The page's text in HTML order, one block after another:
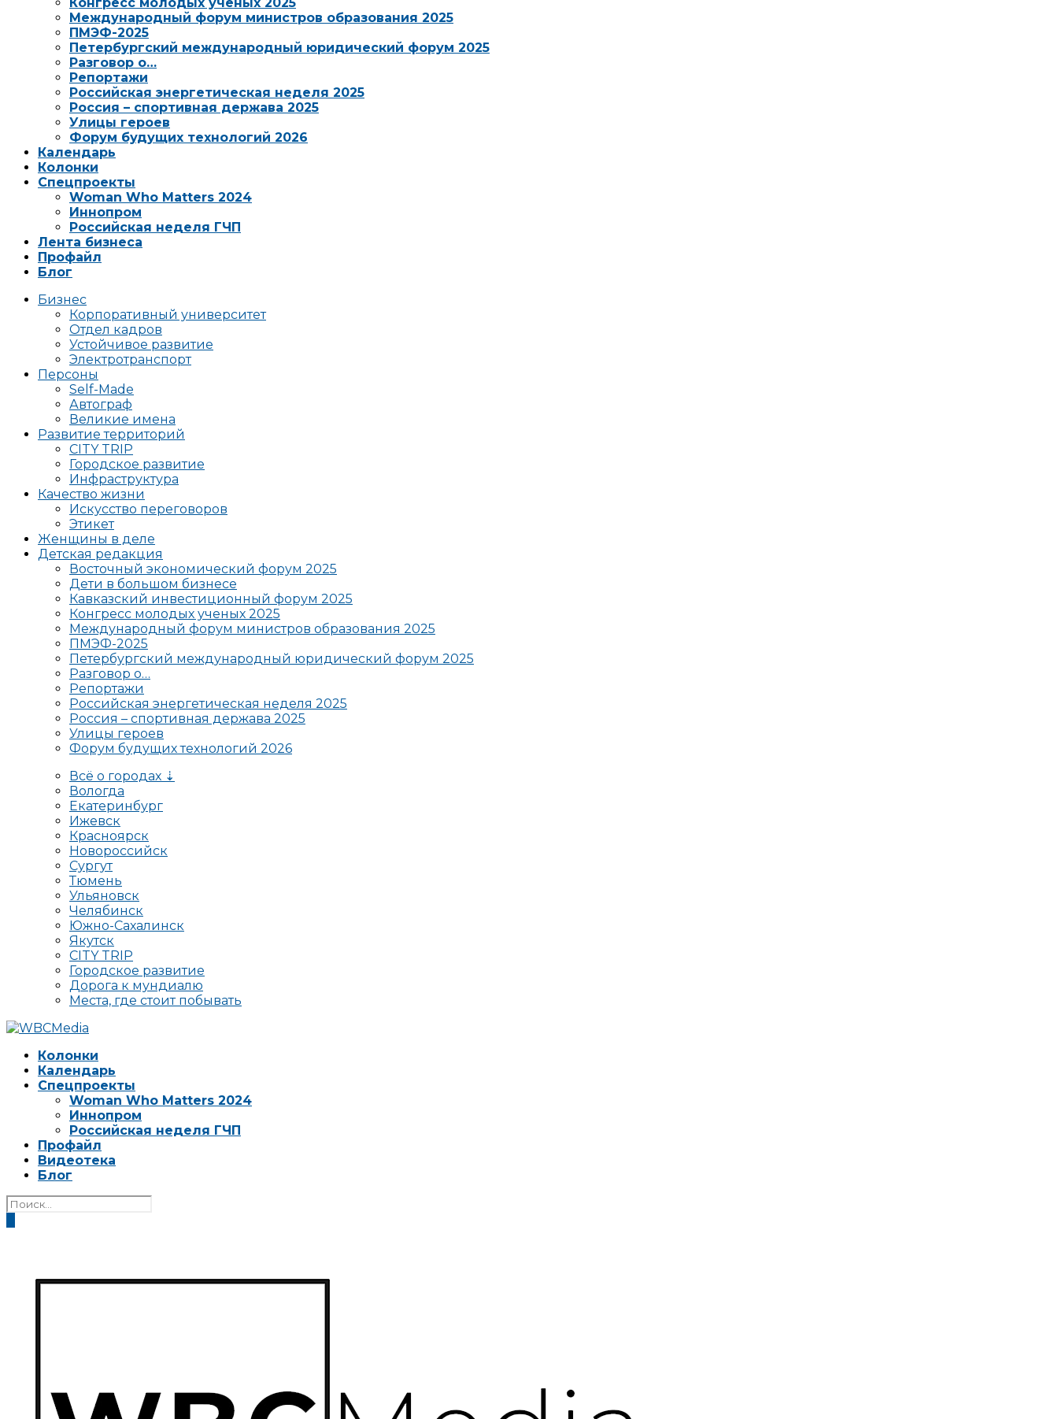
Международный форум министров образования 2025
ПМЭФ-2025
Петербургский международный юридический форум 2025
Разговор о…
Репортажи
Российская энергетическая неделя 2025
Россия – спортивная держава 2025
Улицы героев
Форум будущих технологий 2026
Календарь
Колонки
Спецпроекты
Woman Who Matters 2024
Иннопром
Российская неделя ГЧП
Лента бизнеса
Профайл
Блог
Бизнес
Корпоративный университет
Отдел кадров
Устойчивое развитие
Электротранспорт
Персоны
Self-Made
Автограф
Великие имена
Развитие территорий
CITY TRIP
Городское развитие
Инфраструктура
Качество жизни
Искусство переговоров
Этикет
Женщины в деле
Детская редакция
Восточный экономический форум 2025
Дети в большом бизнесе
Кавказский инвестиционный форум 2025
Конгресс молодых ученых 2025
Международный форум министров образования 2025
ПМЭФ-2025
Петербургский международный юридический форум 2025
Разговор о…
Репортажи
Российская энергетическая неделя 2025
Россия – спортивная держава 2025
Улицы героев
Форум будущих технологий 2026
Всё о городах ⇣
Вологда
Екатеринбург
Ижевск
Красноярск
Новороссийск
Сургут
Тюмень
Ульяновск
Челябинск
Южно-Сахалинск
Якутск
CITY TRIP
Городское развитие
Дорога к мундиалю
Места, где стоит побывать
Колонки
Календарь
Спецпроекты
Woman Who Matters 2024
Иннопром
Российская неделя ГЧП
Профайл
Видеотека
Блог